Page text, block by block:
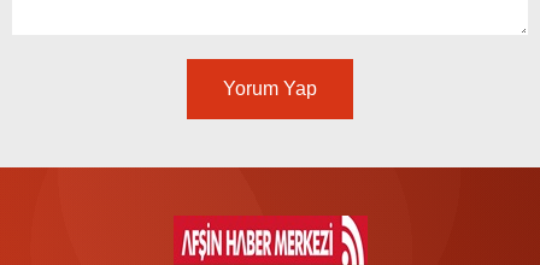
Yorum Yap